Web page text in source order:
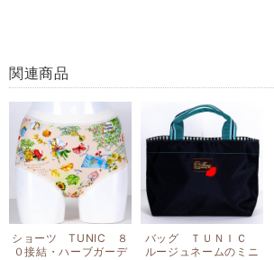
関連商品
ショーツ TUNIC ８
０接結・ハーブガーデ
バッグ ＴＵＮＩＣ
ルージュネームのミニ